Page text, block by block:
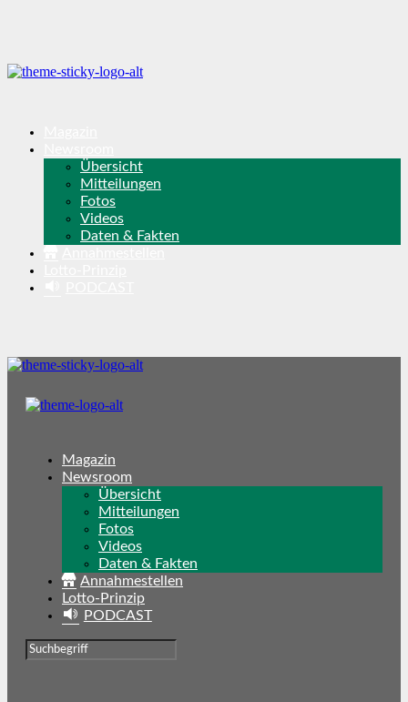
Übersicht
Mitteilungen
Fotos
Videos
Daten & Fakten
Magazin
Newsroom
Übersicht
Mitteilungen
Fotos
Videos
Daten & Fakten
Annahmestellen
Lotto-Prinzip
PODCAST